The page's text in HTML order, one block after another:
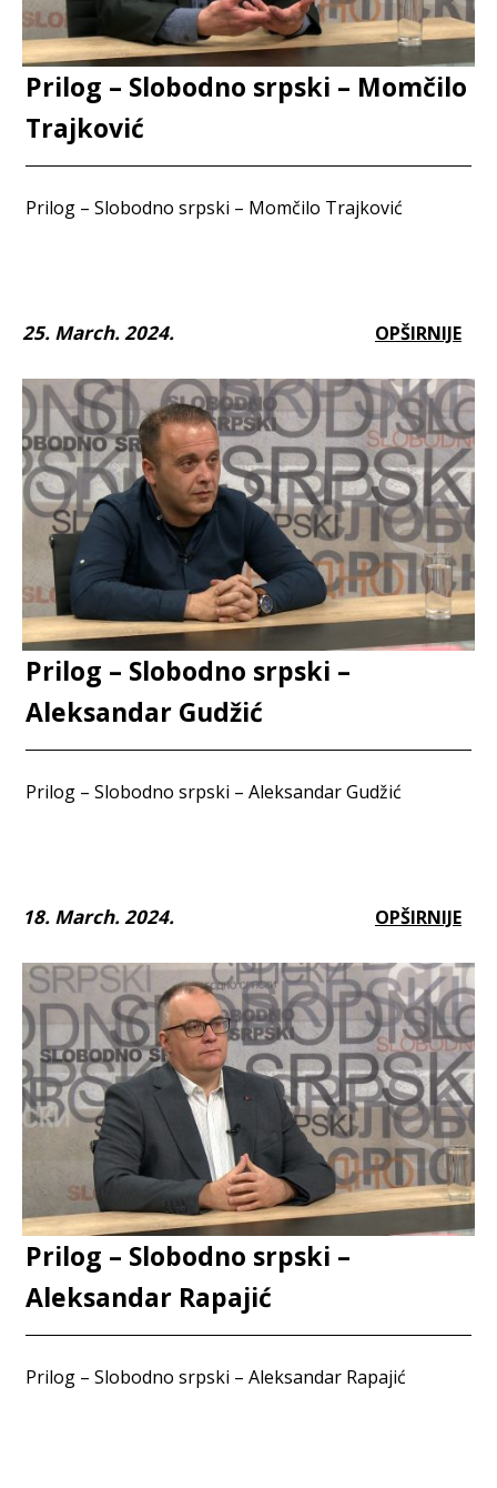
Prilog – Slobodno srpski – Momčilo
Trajković
Prilog – Slobodno srpski – Momčilo Trajković
25. March. 2024. OPŠIRNIJE
Prilog – Slobodno srpski –
Aleksandar Gudžić
Prilog – Slobodno srpski – Aleksandar Gudžić
18. March. 2024. OPŠIRNIJE
Prilog – Slobodno srpski –
Aleksandar Rapajić
Prilog – Slobodno srpski – Aleksandar Rapajić